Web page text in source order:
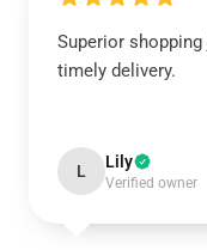
Superior shopping
timely delivery.
L Lily
Verified owner